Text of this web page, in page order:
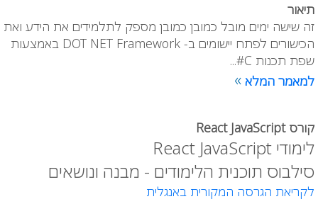
תיאור
זה שישה ימים מובל כמובן כמובן מספק לתלמידים את הידע ואת
הכישורים לפתח יישומים ב- DOT NET Framework באמצעות
שפת תכנות C#...
למאמר המלא »
קורס React JavaScript
לימודי React JavaScript
סילבוס תוכנית הלימודים - מבנה ונושאים
לקריאת הגרסה המקורית באנגלית